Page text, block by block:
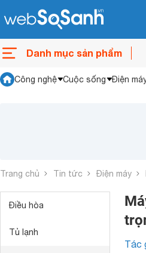
Danh mục sản phẩm
Công nghệ Cuộc sống Điện
Trang chủ Tin tức Điện máy
Điều hòa
Tủ lạnh
Tác